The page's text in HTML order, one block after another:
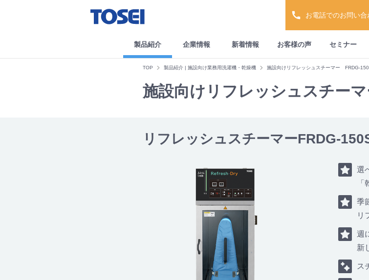
お電話でのお問い合
製品紹介 企業情報 新着情報 お客様の声 セミナー
TOP 製品紹介 | 施設向け業務用洗濯機・乾燥機 施設向けリフレッシュスチーマー FRDG-
施設向けリフレッシュスチー
リフレッシュスチーマーFRDG-
選
「
季
リ
週
新
ス